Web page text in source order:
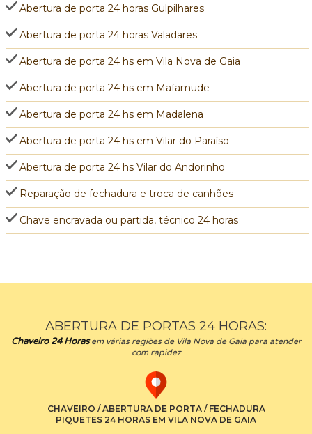
Abertura de porta 24 horas Gulpilhares
Abertura de porta 24 horas Valadares
Abertura de porta 24 hs em Vila Nova de Gaia
Abertura de porta 24 hs em Mafamude
Abertura de porta 24 hs em Madalena
Abertura de porta 24 hs em Vilar do Paraíso
Abertura de porta 24 hs Vilar do Andorinho
Reparação de fechadura e troca de canhões
Chave encravada ou partida, técnico 24 horas
ABERTURA DE PORTAS 24 HORAS:
Chaveiro 24 Horas em várias regiões de Vila Nova de Gaia para atender
com rapidez
CHAVEIRO / ABERTURA DE PORTA / FECHADURA
PIQUETES 24 HORAS EM VILA NOVA DE GAIA